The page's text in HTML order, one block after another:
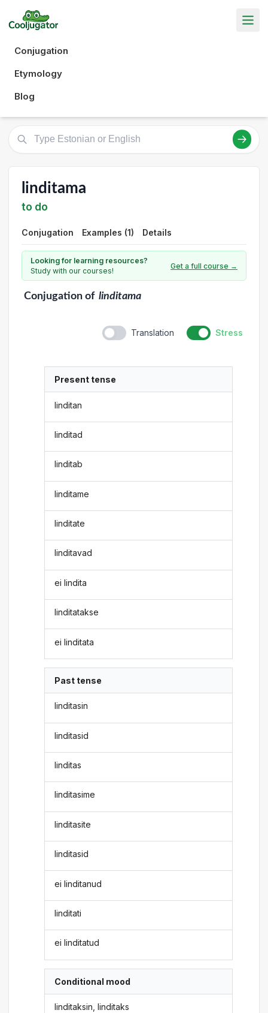
Conjugation
Etymology
Blog
linditama
to do
Conjugation Examples (1) Details
Looking for learning resources?
Study with our courses!
Get a full course →
Conjugationof linditama
Translation Stress
Present tense
linditan
linditad
linditab
linditame
linditate
linditavad
ei lindita
linditatakse
ei linditata
Past tense
linditasin
linditasid
linditas
linditasime
linditasite
linditasid
ei linditanud
linditati
ei linditatud
Conditional mood
linditaksin, linditaks